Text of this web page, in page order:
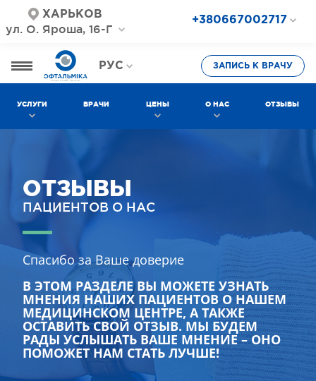
ХАРЬКОВ
ул. О. Яроша, 16-Г
+380667002717
+380577002717
РУС
УКР
ЗАПИСЬ К ВРАЧУ
УСЛУГИ ВРАЧИ ЦЕНЫ О НАС ОТЗЫВЫ
ОТЗЫВЫ
ПАЦИЕНТОВ О НАС
Спасибо за Ваше доверие
В ЭТОМ РАЗДЕЛЕ ВЫ МОЖЕТЕ УЗНАТЬ
МНЕНИЯ НАШИХ ПАЦИЕНТОВ О НАШЕМ
МЕДИЦИНСКОМ ЦЕНТРЕ, А ТАКЖЕ
ОСТАВИТЬ СВОЙ ОТЗЫВ. МЫ БУДЕМ
РАДЫ УСЛЫШАТЬ ВАШЕ МНЕНИЕ – ОНО
ПОМОЖЕТ НАМ СТАТЬ ЛУЧШЕ!